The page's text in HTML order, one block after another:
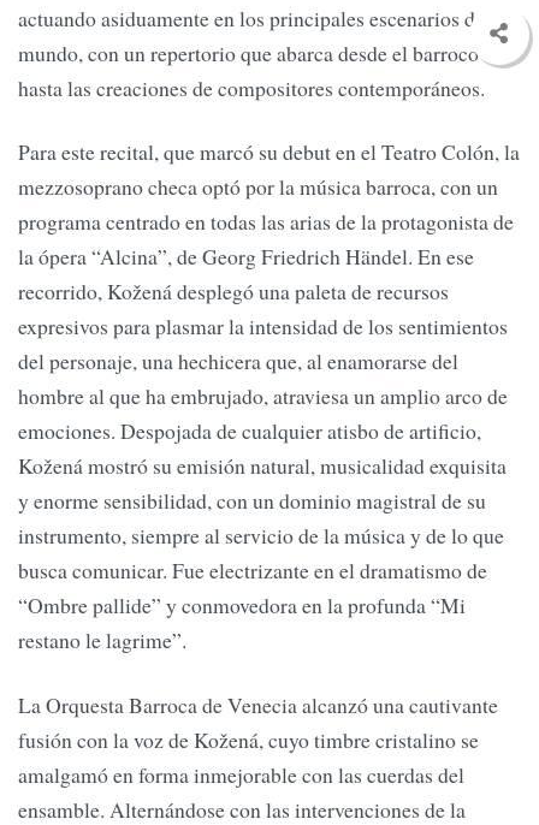
actuando asiduamente en los principales escenarios del
mundo, con un repertorio que abarca desde el barroco
hasta las creaciones de compositores contemporáneos.
Para este recital, que marcó su debut en el Teatro Colón, la
mezzosoprano checa optó por la música barroca, con un
programa centrado en todas las arias de la protagonista de
la ópera “Alcina”, de Georg Friedrich Händel. En ese
recorrido, Kožená desplegó una paleta de recursos
expresivos para plasmar la intensidad de los sentimientos
del personaje, una hechicera que, al enamorarse del
hombre al que ha embrujado, atraviesa un amplio arco de
emociones. Despojada de cualquier atisbo de artificio,
Kožená mostró su emisión natural, musicalidad exquisita
y enorme sensibilidad, con un dominio magistral de su
instrumento, siempre al servicio de la música y de lo que
busca comunicar. Fue electrizante en el dramatismo de
“Ombre pallide” y conmovedora en la profunda “Mi
restano le lagrime”.
La Orquesta Barroca de Venecia alcanzó una cautivante
fusión con la voz de Kožená, cuyo timbre cristalino se
amalgamó en forma inmejorable con las cuerdas del
ensamble. Alternándose con las intervenciones de la